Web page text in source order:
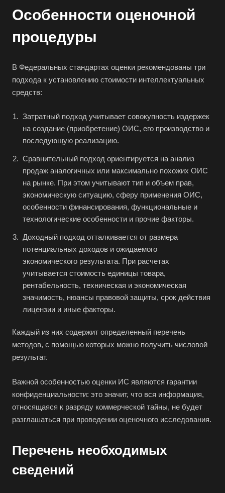
Особенности оценочной
процедуры
В Федеральных стандартах оценки рекомендованы три
подхода к установлению стоимости интеллектуальных
средств:
Затратный подход учитывает совокупность издержек
на создание (приобретение) ОИС, его производство и
последующую реализацию.
Сравнительный подход ориентируется на анализ
продаж аналогичных или максимально похожих ОИС
на рынке. При этом учитывают тип и объем прав,
экономическую ситуацию, сферу применения ОИС,
особенности финансирования, функциональные и
технологические особенности и прочие факторы.
Доходный подход отталкивается от размера
потенциальных доходов и ожидаемого
экономического результата. При расчетах
учитывается стоимость единицы товара,
рентабельность, техническая и экономическая
значимость, нюансы правовой защиты, срок действия
лицензии и иные факторы.
Каждый из них содержит определенный перечень
методов, с помощью которых можно получить числовой
результат.
Важной особенностью оценки ИС являются гарантии
конфиденциальности: это значит, что вся информация,
относящаяся к разряду коммерческой тайны, не будет
разглашаться при проведении оценочного исследования.
Перечень необходимых
сведений
Абдулино
Аксай
Алушта
Альметьевск
Анапа
Ангарск
Анжеро-Судженск
Апатиты
Апрелевка
Арзамас
Архангельск
Асино
Астрахань
Ачинск
Аша
Балаково
Балашов